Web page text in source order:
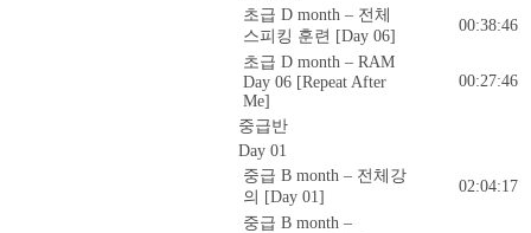
초급 D month – 전체
스피킹 훈련 [Day 06]
00:38:46
초급 D month – RAM
Day 06 [Repeat After
Me]
00:27:46
중급반
Day 01
중급 B month – 전체강
의 [Day 01]
02:04:17
중급 B month –